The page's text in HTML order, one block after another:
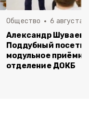
Общество 6 августа ,
Александр Шуваев
Поддубный
модульное
отделение ДОКБ